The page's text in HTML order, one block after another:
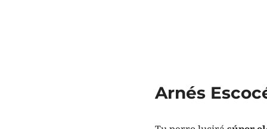
Arnés